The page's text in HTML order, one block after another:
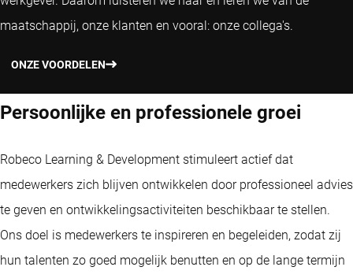
maatschappij, onze klanten en vooral: onze collega's.
ONZE VOORDELEN
Persoonlijke en professionele groei
Robeco Learning & Development stimuleert actief dat
medewerkers zich blijven ontwikkelen door professioneel advies
te geven en ontwikkelingsactiviteiten beschikbaar te stellen.
Ons doel is medewerkers te inspireren en begeleiden, zodat zij
hun talenten zo goed mogelijk benutten en op de lange termijn